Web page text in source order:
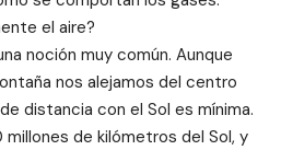
el aire?
noción muy común. Aunque
nos alejamos del centro
distancia con el Sol es mínima.
millones de kilómetros del Sol, y